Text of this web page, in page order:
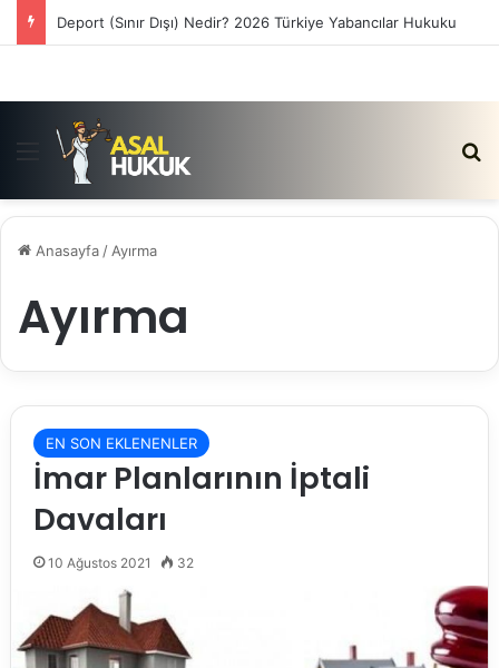
Deport (Sınır Dışı) Nedir? 2026 Türkiye Yabancılar Hukuku
Menü
Anasayfa / Ayırma
Ayırma
EN SON EKLENENLER
İmar Planlarının İptali
Davaları
10 Ağustos 2021 32